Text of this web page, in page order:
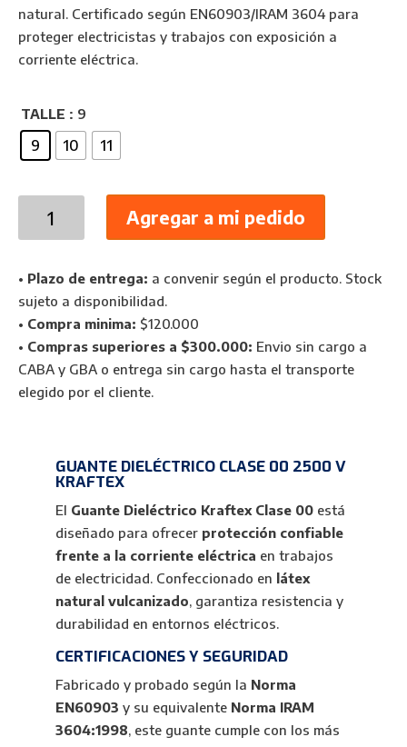
natural. Certificado según EN60903/IRAM 3604 para
proteger electricistas y trabajos con exposición a
corriente eléctrica.
TALLE : 9
9 10 11
Dieléctrico
00
2500
Látex
cantidad
Agregar a mi pedido
• Plazo de entrega: a convenir según el producto. Stock
sujeto a disponibilidad.
• Compra minima: $120.000
• Compras superiores a $300.000: Envio sin cargo a
CABA y GBA o entrega sin cargo hasta el transporte
elegido por el cliente.
GUANTE DIELÉCTRICO CLASE 00 2500 V
KRAFTEX
El Guante Dieléctrico Kraftex Clase 00está
diseñado para ofrecer protección confiable
frente a la corriente eléctrica en trabajos
de electricidad. Confeccionado en látex
natural vulcanizado, garantiza resistencia y
durabilidad en entornos eléctricos.
CERTIFICACIONES Y SEGURIDAD
Fabricado y probado según la Norma
EN60903 y su equivalente Norma IRAM
3604:1998, este guante cumple con los más